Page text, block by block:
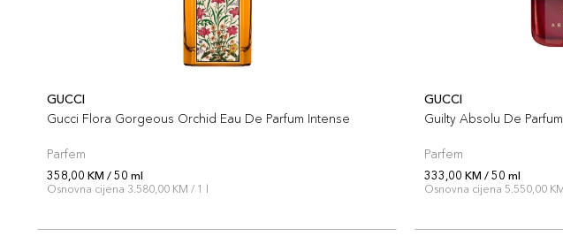
GUCCI
Gucci Flora Gorgeous Orchid Eau De Parfum Intense
Parfem
358,00 KM / 50 ml
Osnovna cijena 3.580,00 KM / 1 l
GUCCI
Guilty Absolu De
Parfem
333,00 KM / 50 ml
Osnovna cijena 5.550,00